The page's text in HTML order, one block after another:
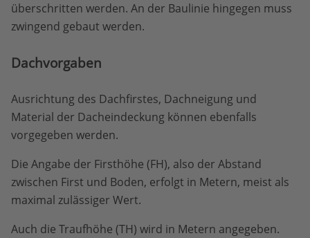
überschritten werden. An der Baulinie hingegen muss
zwingend gebaut werden.
Dachvorgaben
Ausrichtung des Dachfirstes, Dachneigung und
Material der Dacheindeckung können ebenfalls
vorgegeben werden.
Die Angabe der Firsthöhe (FH), also der Abstand
zwischen First und Boden, erfolgt in Metern, meist als
maximal zulässiger Wert.
Auch die Traufhöhe (TH) wird in Metern angegeben.